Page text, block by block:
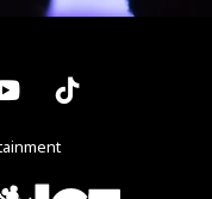
YouTubeTiktok